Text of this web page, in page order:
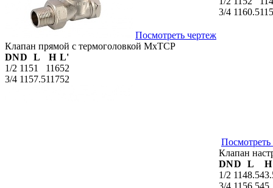
Посмотреть чертеж
Клапан прямой с термоголовкой MxTCP
DND L H L'
1/2 11 51 11652
3/4 11 57.511752
3/4 1160.5115
Посмотреть
Клапан
DND L
H
1/2 1148.5
3/4 11 56.545